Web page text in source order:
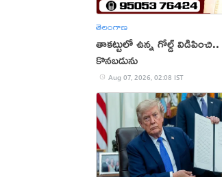
తెలంగాణ
తాకట్టులో ఉన్న గోల్డ్ విడిపించి..
కొనబడును
Aug 07, 2026, 02:08 IST